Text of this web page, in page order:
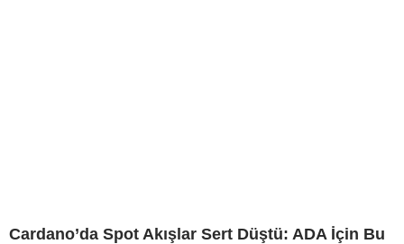
Cardano’da Spot Akışlar Sert Düştü: ADA İçin Bu